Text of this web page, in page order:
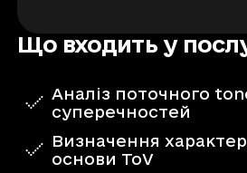
Що входить у
Аналіз поточного
суперечностей
Визначення
основи ToV